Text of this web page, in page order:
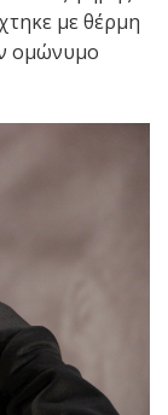
με θέρμη
ομώνυμο